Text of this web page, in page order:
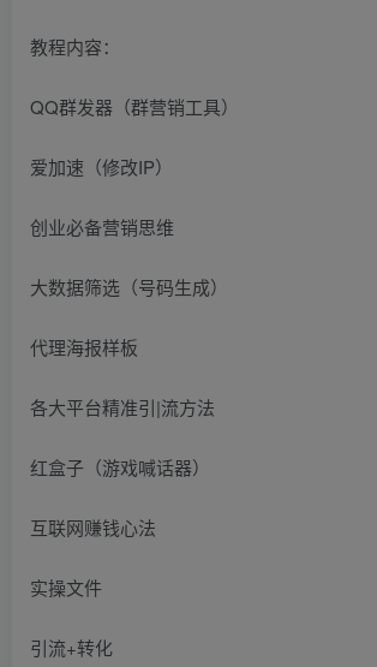
教程内容：
QQ群发器（群营销工具）
爱加速（修改IP）
创业必备营销思维
大数据筛选（号码生成）
代理海报样板
各大平台精准引|流方法
红盒子（游戏喊话器）
互联网赚钱心法
实操文件
引流+转化